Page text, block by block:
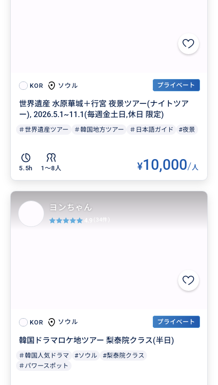
KOR ソウル プライベート
世界遺産 水原華城＋行宮 夜景ツアー(ナイトツア
ー), 2026.5.1~11.1(毎週金土日,休日 限定)
＃世界遺産ツアー ＃韓国地方ツアー ＃日本語ガイド #夜景
5.5h 1〜8人 ¥10,000/人
KOR ソウル プライベート
韓国ドラマロケ地ツアー 梨泰院クラス(半日)
＃韓国人気ドラマ #ソウル
#梨泰院クラス
＃パワースポット
ヨンちゃん
4.9 (34件)